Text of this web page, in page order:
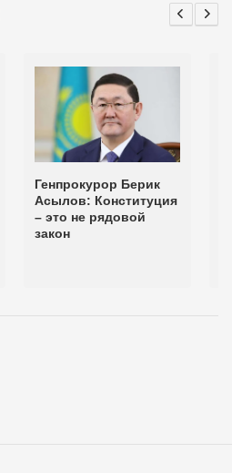
Генпрокурор Берик
Асылов: Конституция
– это не рядовой
закон